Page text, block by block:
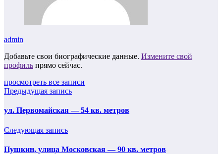
admin
Добавьте свои биографические данные. Измените свой
профиль прямо сейчас.
просмотреть все записи
Предыдущая запись
ул. Первомайская — 54 кв. метров
Следующая запись
Пушкин, улица Московская — 90 кв. метров